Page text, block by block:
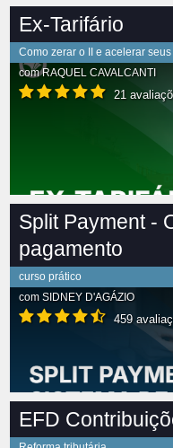
Ex-Tarifário
Como zerar o II e acelerar
comRAQUEL CAVALCANTI
21
Split Payment -
pagamento
curso prático
com SIDNEY D'AGÁZIO
459
EFD